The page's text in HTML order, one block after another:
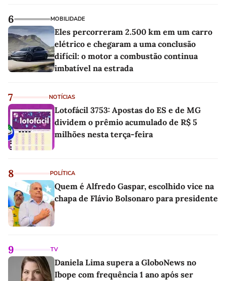
6 MOBILIDADE
Eles percorreram 2.500 km em um carro
elétrico e chegaram a uma conclusão
difícil: o motor a combustão continua
imbatível na estrada
7 NOTÍCIAS
Lotofácil 3753: Apostas do ES e de MG
dividem o prêmio acumulado de R$ 5
milhões nesta terça-feira
8 POLÍTICA
Quem é Alfredo Gaspar, escolhido vice na
chapa de Flávio Bolsonaro para presidente
9 TV
Daniela Lima supera a GloboNews no
Ibope com frequência 1 ano após ser